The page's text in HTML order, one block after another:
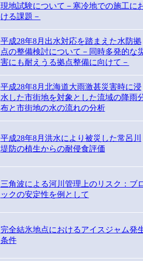
現地試験について－寒冷地での施工に
ける課題－
平成28年8月出水対応を踏まえた水防拠
点の整備検討について－同時多発的な
害にも耐えうる拠点整備に向けて－
平成28年8月北海道大雨激甚災害時に浸
水した市街地を対象とした流域の降雨
布と市街地の水の流れの分析
平成28年8月洪水により被災した常呂川
堤防の植生からの耐侵食評価
三角波による河川管理上のリスク：ブ
ックの安定性を例として
完全結氷地点におけるアイスジャム発
条件